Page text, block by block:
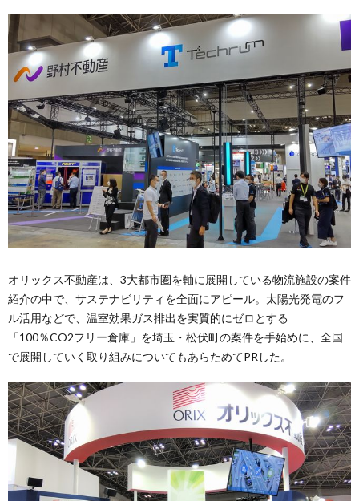
オリックス不動産は、3大都市圏を軸に展開している物流施設の案件
紹介の中で、サステナビリティを全面にアピール。太陽光発電のフ
ル活用などで、温室効果ガス排出を実質的にゼロとする
「100％CO2フリー倉庫」を埼玉・松伏町の案件を手始めに、全国
で展開していく取り組みについてもあらためてPRした。